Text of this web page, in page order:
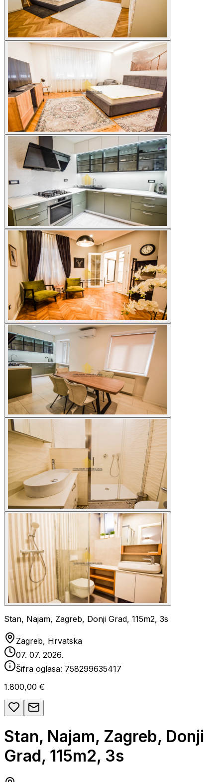
Stan, Najam, Zagreb, Donji Grad, 115m2, 3s
Zagreb, Hrvatska
07. 07. 2026.
Šifra oglasa: 758299635417
1.800,00 €
Stan, Najam, Zagreb, Donji
Grad, 115m2, 3s